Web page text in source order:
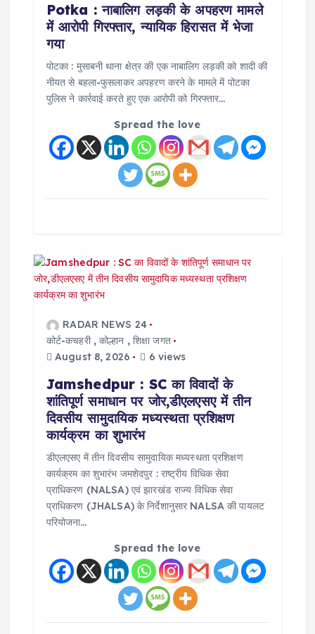
Potka : नाबालिग लड़की के अपहरण मामले
में आरोपी गिरफ्तार, न्यायिक हिरासत में भेजा
गया
पोटका : मुसाबनी थाना क्षेत्र की एक नाबालिग लड़की को शादी की
नीयत से बहला-फुसलाकर अपहरण करने के मामले में पोटका
पुलिस ने कार्रवाई करते हुए एक आरोपी को गिरफ्तार…
Spread the love
RADAR NEWS 24
कोर्ट-कचहरी,कोल्हान ,शिक्षा जगत
August 8, 2026
6 views
Jamshedpur : SC का विवादों के
शांतिपूर्ण समाधान पर जोर,डीएलएसए में तीन
दिवसीय सामुदायिक मध्यस्थता प्रशिक्षण
कार्यक्रम का शुभारंभ
डीएलएसए में तीन दिवसीय सामुदायिक मध्यस्थता प्रशिक्षण
कार्यक्रम का शुभारंभ जमशेदपुर : राष्ट्रीय विधिक सेवा
प्राधिकरण (NALSA) एवं झारखंड राज्य विधिक सेवा
प्राधिकरण (JHALSA) के निर्देशानुसार NALSA की पायलट
परियोजना…
Spread the love